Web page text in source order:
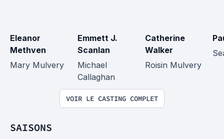
Eleanor
Methven
Mary Mulvery
Emmett J.
Scanlan
Michael
Callaghan
Catherine
Walker
Roisin Mulvery
VOIR LE CASTING COMPLET
SAISONS